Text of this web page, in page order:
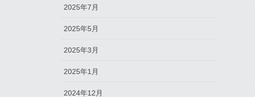
2025年7月
2025年5月
2025年3月
2025年1月
2024年12月